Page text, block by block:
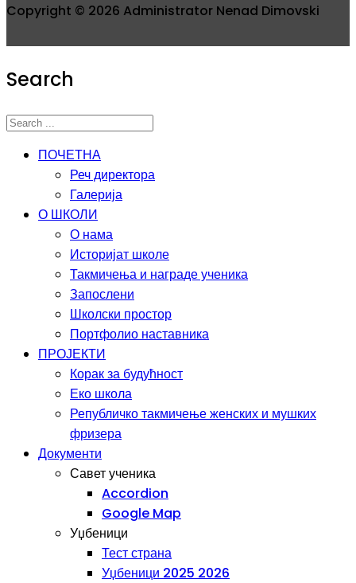
Copyright © 2026 Administrator Nenad Dimovski
Search
ПОЧЕТНА
Реч директора
Галерија
О ШКОЛИ
О нама
Историјат школе
Такмичења и награде ученика
Запослени
Школски простор
Портфолио наставника
ПРОЈЕКТИ
Корак за будућност
Еко школа
Републичко такмичење женских и мушких
фризера
Документи
Савет ученика
Accordion
Google Map
Уџбеници
Тест страна
Уџбеници 2025 2026